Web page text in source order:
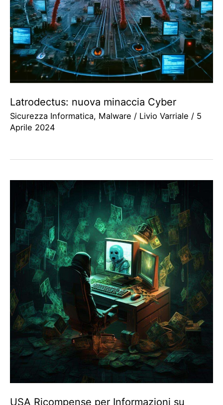
Latrodectus: nuova minaccia Cyber
Sicurezza Informatica, Malware / Livio Varriale / 5
Aprile 2024
USA Ricompense per Informazioni su